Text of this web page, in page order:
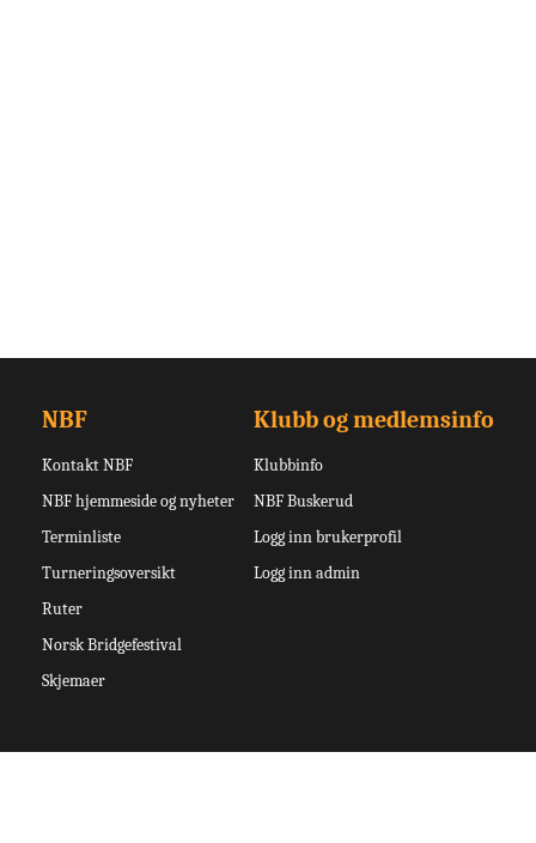
NBF
Kontakt NBF
NBF hjemmeside og nyheter
Terminliste
Turneringsoversikt
Ruter
Norsk Bridgefestival
Skjemaer
Klubb og medlemsinfo
Klubbinfo
NBF Buskerud
Logg inn brukerprofil
Logg inn admin